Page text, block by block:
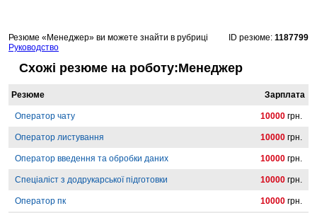
Резюме «Менеджер» ви можете знайти в рубриці
Руководство
ID резюме: 1187799
Схожі резюме на роботу:Менеджер
Резюме Зарплата
Оператор чату 10000 грн.
Оператор листування 10000 грн.
Оператор введення та обробки даних 10000 грн.
Спеціаліст з додрукарської підготовки 10000 грн.
Оператор пк 10000 грн.